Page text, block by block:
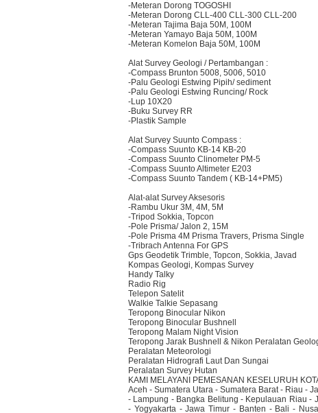
-Meteran Dorong TOGOSHI
-Meteran Dorong CLL-400 CLL-300 CLL-200
-Meteran Tajima Baja 50M, 100M
-Meteran Yamayo Baja 50M, 100M
-Meteran Komelon Baja 50M, 100M
Alat Survey Geologi / Pertambangan :
-Compass Brunton 5008, 5006, 5010
-Palu Geologi Estwing Pipih/ sediment
-Palu Geologi Estwing Runcing/ Rock
-Lup 10X20
-Buku Survey RR
-Plastik Sample
Alat Survey Suunto Compass :
-Compass Suunto KB-14 KB-20
-Compass Suunto Clinometer PM-5
-Compass Suunto Altimeter E203
-Compass Suunto Tandem ( KB-14+PM5)
Alat-alat Survey Aksesoris
-Rambu Ukur 3M, 4M, 5M
-Tripod Sokkia, Topcon
-Pole Prisma/ Jalon 2, 15M
-Pole Prisma 4M Prisma Travers, Prisma Single
-Tribrach Antenna For GPS
Gps Geodetik Trimble, Topcon, Sokkia, Javad
Kompas Geologi, Kompas Survey
Handy Talky
Radio Rig
Telepon Satelit
Walkie Talkie Sepasang
Teropong Binocular Nikon
Teropong Binocular Bushnell
Teropong Malam Night Vision
Teropong Jarak Bushnell & Nikon Peralatan
Peralatan Meteorologi
Peralatan Hidrografi Laut Dan Sungai
Peralatan Survey Hutan
KAMI MELAYANI PEMESANAN KESELURUH
Aceh - Sumatera Utara - Sumatera Barat - Riau -
- Lampung - Bangka Belitung - Kepulauan Riau -
- Yogyakarta - Jawa Timur - Banten - Bali -